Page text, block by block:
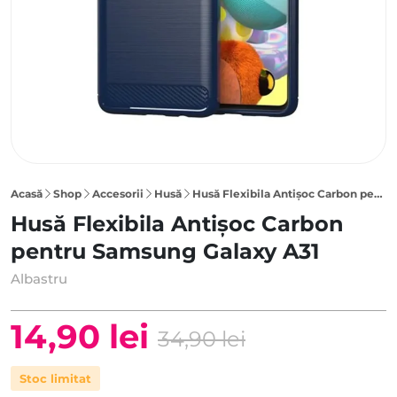
Acasă Shop Accesorii Husă Husă Flexibila Antișoc Carbon pentru Samsung Galaxy A31, Albastru
Husă Flexibila Antișoc Carbon
pentru Samsung Galaxy A31
Albastru
34,90lei
Prețul
14,90 lei
Prețul
Stoc limitat